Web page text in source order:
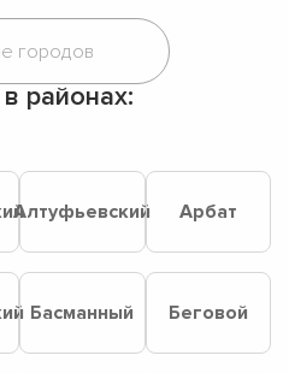
районах:
Алтуфьевский Арбат
Басманный Беговой